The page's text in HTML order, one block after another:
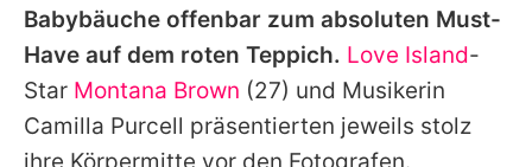
Babybäuche offenbar zum absoluten Must-
Have auf dem roten Teppich. Love Island-
Star Montana Brown (27) und Musikerin
Camilla Purcell präsentierten jeweils stolz